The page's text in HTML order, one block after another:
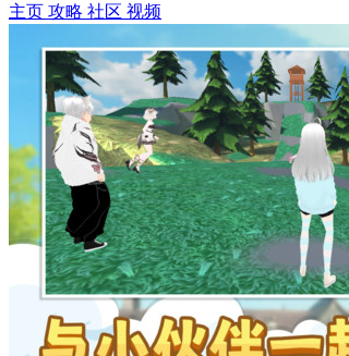
主页 攻略 社区 视频